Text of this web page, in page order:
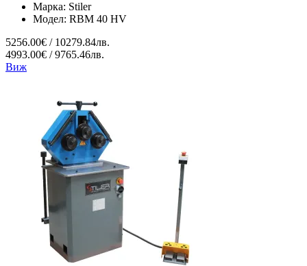
Марка: Stiler
Модел: RBM 40 HV
5256.00€ / 10279.84лв.
4993.00€ / 9765.46лв.
Виж